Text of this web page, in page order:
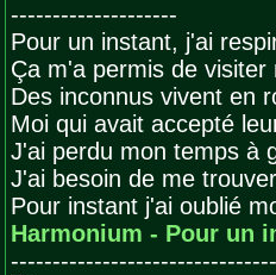
--------------------
Pour un instant, j'ai
Ça m'a permis de visiter
Des inconnus vivent en
Moi qui avait accepté
J'ai perdu mon temps à
J'ai besoin de me
Pour instant j'ai oublié
Harmonium - Pour un
--------------------------------